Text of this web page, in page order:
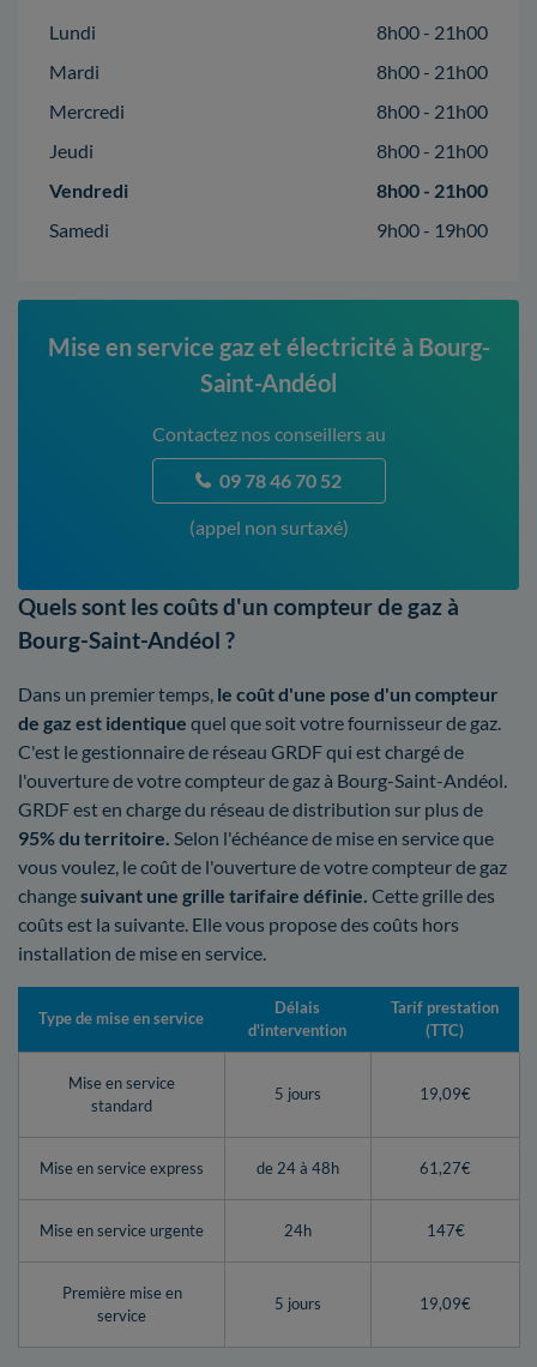
Lundi
8h00 - 21h00
Mardi
8h00 - 21h00
Mercredi
8h00 - 21h00
Jeudi
8h00 - 21h00
Vendredi
8h00 - 21h00
Samedi
9h00 - 19h00
Mise en service gaz et électricité à Bourg-
Saint-Andéol
Contactez nos conseillers au
09 78 46 70 52
(appel non surtaxé)
Quels sont les coûts d'un compteur de gaz à
Bourg-Saint-Andéol ?
Dans un premier temps, le coût d'une pose d'un compteur
de gaz est identique quel que soit votre fournisseur de gaz.
C'est le gestionnaire de réseau GRDF qui est chargé de
l'ouverture de votre compteur de gaz à Bourg-Saint-Andéol.
GRDF est en charge du réseau de distribution sur plus de
95% du territoire. Selon l'échéance de mise en service que
vous voulez, le coût de l'ouverture de votre compteur de gaz
changesuivant une grille tarifaire définie. Cette grille des
coûts est la suivante. Elle vous propose des coûts hors
installation de mise en service.
Type de mise en service
Délais
d'intervention
Tarif prestation
(TTC)
Mise en service
standard
5 jours 19,09€
Mise en service express de 24 à 48h 61,27€
Mise en service urgente 24h 147€
Première mise en
service
5 jours 19,09€